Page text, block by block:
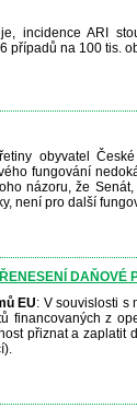
incidence ARI
případů na 100 tis.
obyvatel
fungování
názoru, že
není pro další
DAŇOVÉ
EU: V souvislosti s
financovaných z
přiznat a zaplatit